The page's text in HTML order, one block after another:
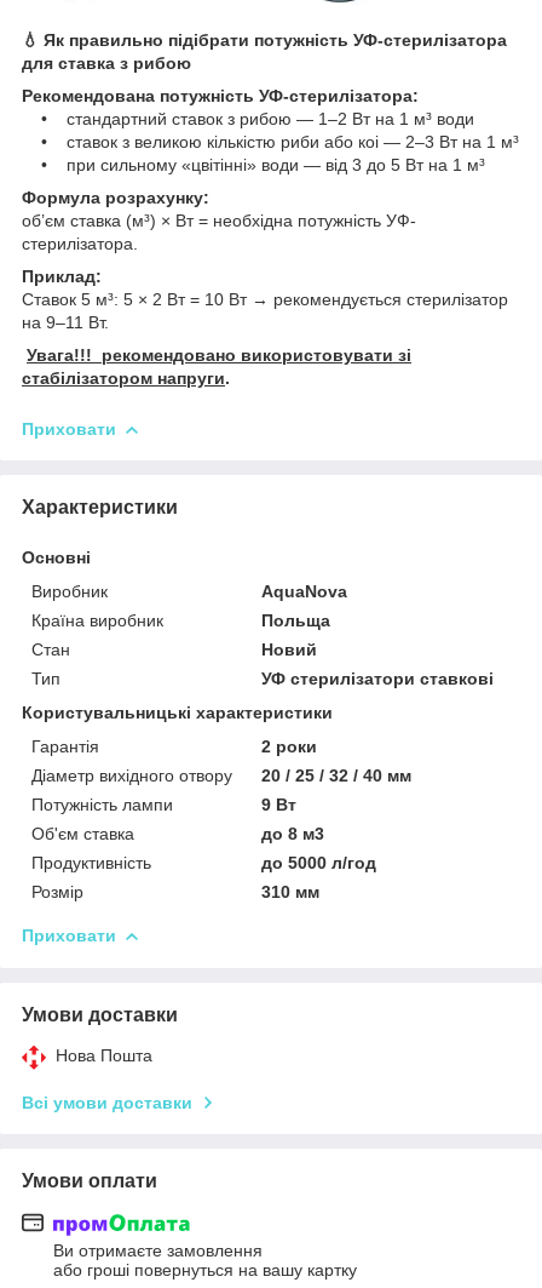
💧 Як правильно підібрати потужність УФ-стерилізатора
для ставка з рибою
Рекомендована потужність УФ-стерилізатора:
• стандартний ставок з рибою — 1–2 Вт на 1 м³ води
• ставок з великою кількістю риби або коі — 2–3 Вт на 1 м³
• при сильному «цвітінні» води — від 3 до 5 Вт на 1 м³
Формула розрахунку:
об’єм ставка (м³) × Вт = необхідна потужність УФ-
стерилізатора.
Приклад:
Ставок 5 м³: 5 × 2 Вт = 10 Вт → рекомендується стерилізатор
на 9–11 Вт.
Увага!!! рекомендовано використовувати зі
стабілізатором напруги.
Приховати
Характеристики
Основні
Виробник
AquaNova
Країна виробник
Польща
Стан
Новий
Тип
УФ стерилізатори ставкові
Користувальницькі характеристики
Гарантія
2 роки
Діаметр вихідного отвору
20 / 25 / 32 / 40 мм
Потужність лампи
9 Вт
Об'єм ставка
до 8 м3
Продуктивність
до 5000 л/год
Розмір
310 мм
Приховати
Умови доставки
Нова Пошта
Всі умови доставки
Умови оплати
Ви отримаєте замовлення
або гроші повернуться на вашу картку